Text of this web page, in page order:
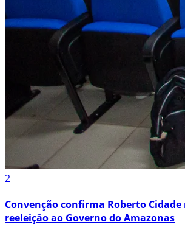
2
Convenção confirma Roberto
reeleição ao Governo do Amazonas